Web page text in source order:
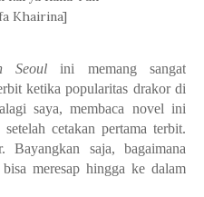
Khairina]
Seoulini memang sangat
ketika popularitas drakor di
saya, membaca novel ini
cetakan pertama terbit.
Bayangkan saja, bagaimana
meresap hingga ke dalam